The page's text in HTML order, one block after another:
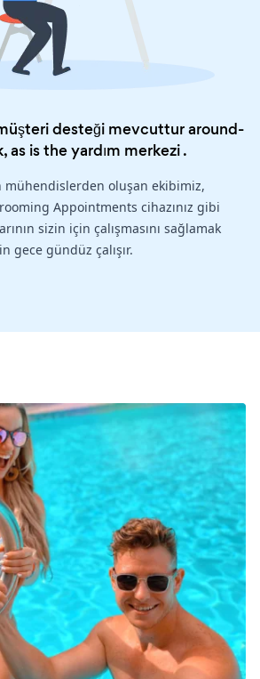
desteği mevcuttur around-
as is theyardım merkezi.
mühendislerden oluşan ekibimiz,
Appointments cihazınız gibi
sizin için çalışmasını sağlamak
gece gündüz çalışır.